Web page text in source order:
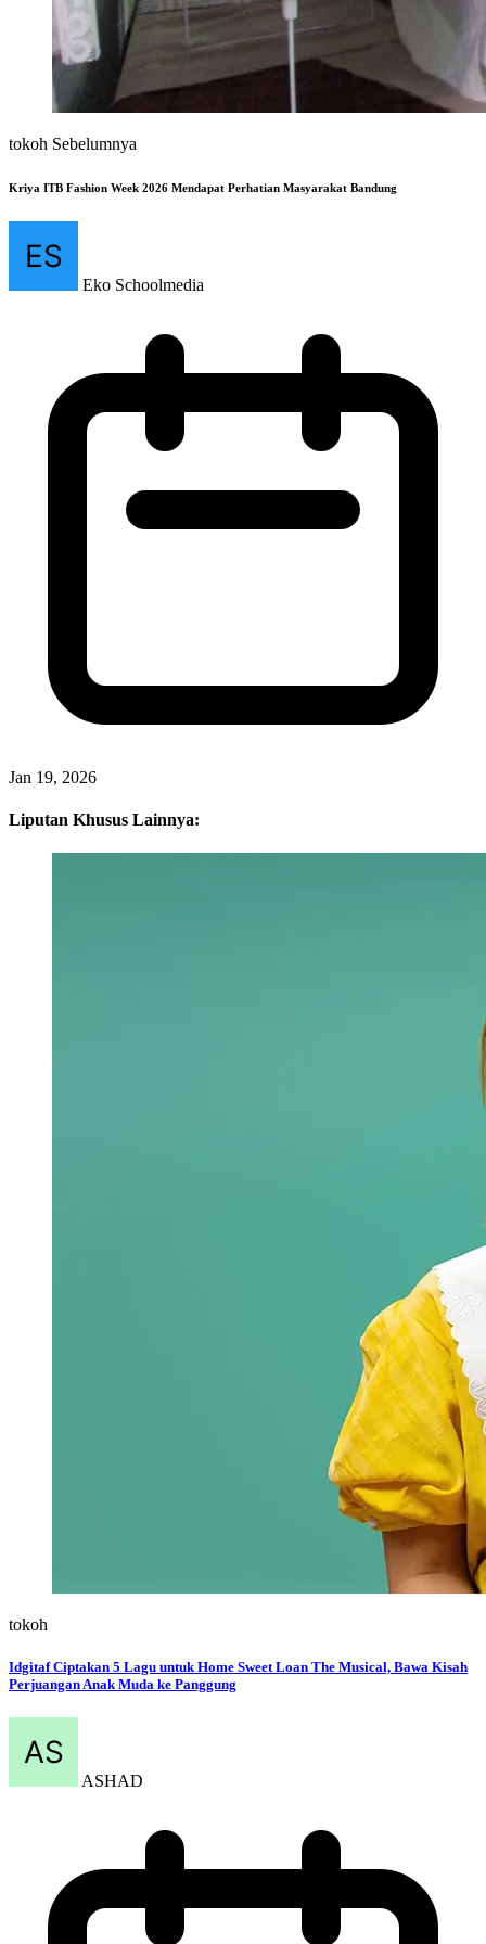
tokoh Sebelumnya
Kriya ITB Fashion Week 2026 Mendapat Perhatian Masyarakat Bandung
Eko Schoolmedia
Jan 19, 2026
Liputan Khusus Lainnya:
tokoh
Idgitaf Ciptakan 5 Lagu untuk Home Sweet Loan The Musical, Bawa Kisah
Perjuangan Anak Muda ke Panggung
ASHAD